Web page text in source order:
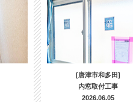
[唐津市和多田]
内窓取付工事
2026.06.05